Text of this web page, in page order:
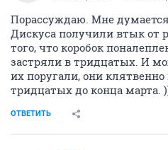
Порассуждаю. Мне
Дискуса получили втык от
того, что коробок
застряли в тридцатых. И
их поругали, они
тридцатых до конца марта.
ОТВЕТИТЬ